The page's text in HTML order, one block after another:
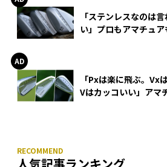
「ステンレスなのは
い」プロもアマチュ
「Pxは楽に飛ぶ。Vx
Vはカッコいい」アマ